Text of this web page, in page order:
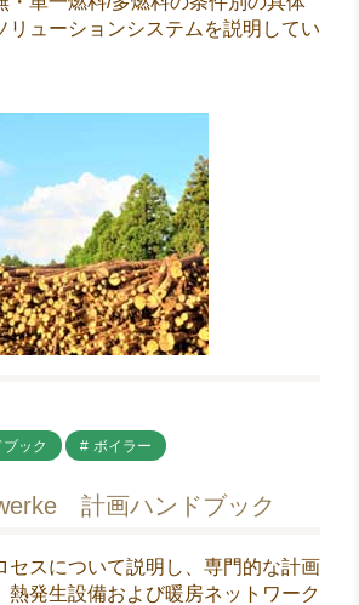
リューションシステムを説明してい
ック ボイラー
計画ハンドブック
セスについて説明し、専門的な計画
熱発生設備および暖房ネットワーク